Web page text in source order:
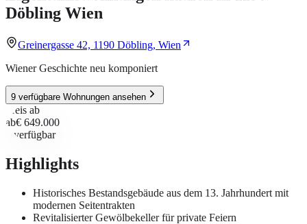
Döbling Wien
Greinergasse 42, 1190 Döbling, Wien
Wiener Geschichte neu komponiert
9 verfügbare Wohnungen ansehen
Preis ab
ab€ 649.000
verfügbar
Highlights
Historisches Bestandsgebäude aus dem 13. Jahrhundert mit
modernen Seitentrakten
Revitalisierter Gewölbekeller für private Feiern